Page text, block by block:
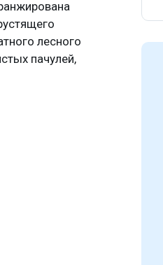
лесного
пачулей,